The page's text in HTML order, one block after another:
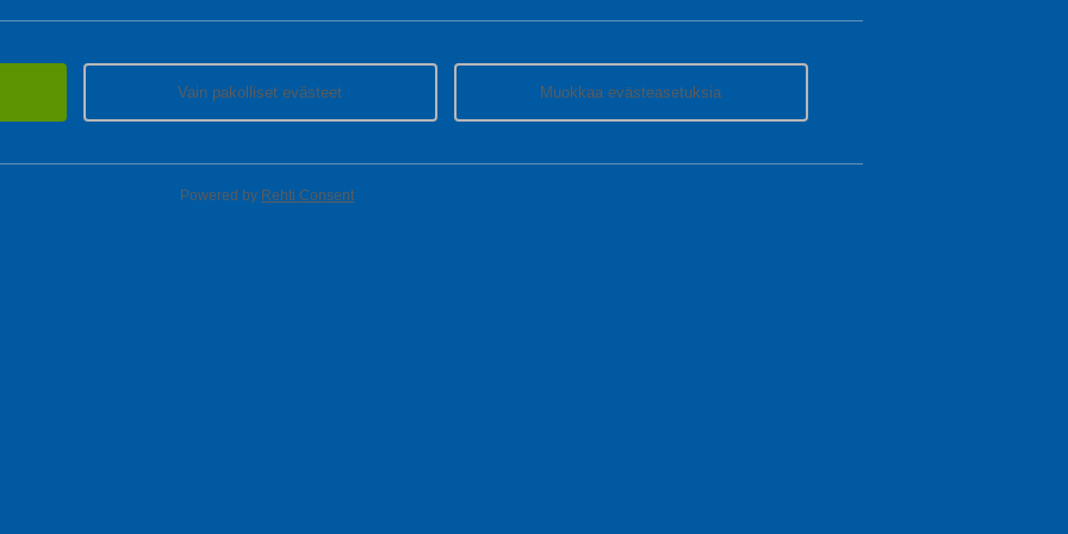
Vain pakolliset evästeet Muokkaa evästeasetuksia
Powered by Rehti Consent